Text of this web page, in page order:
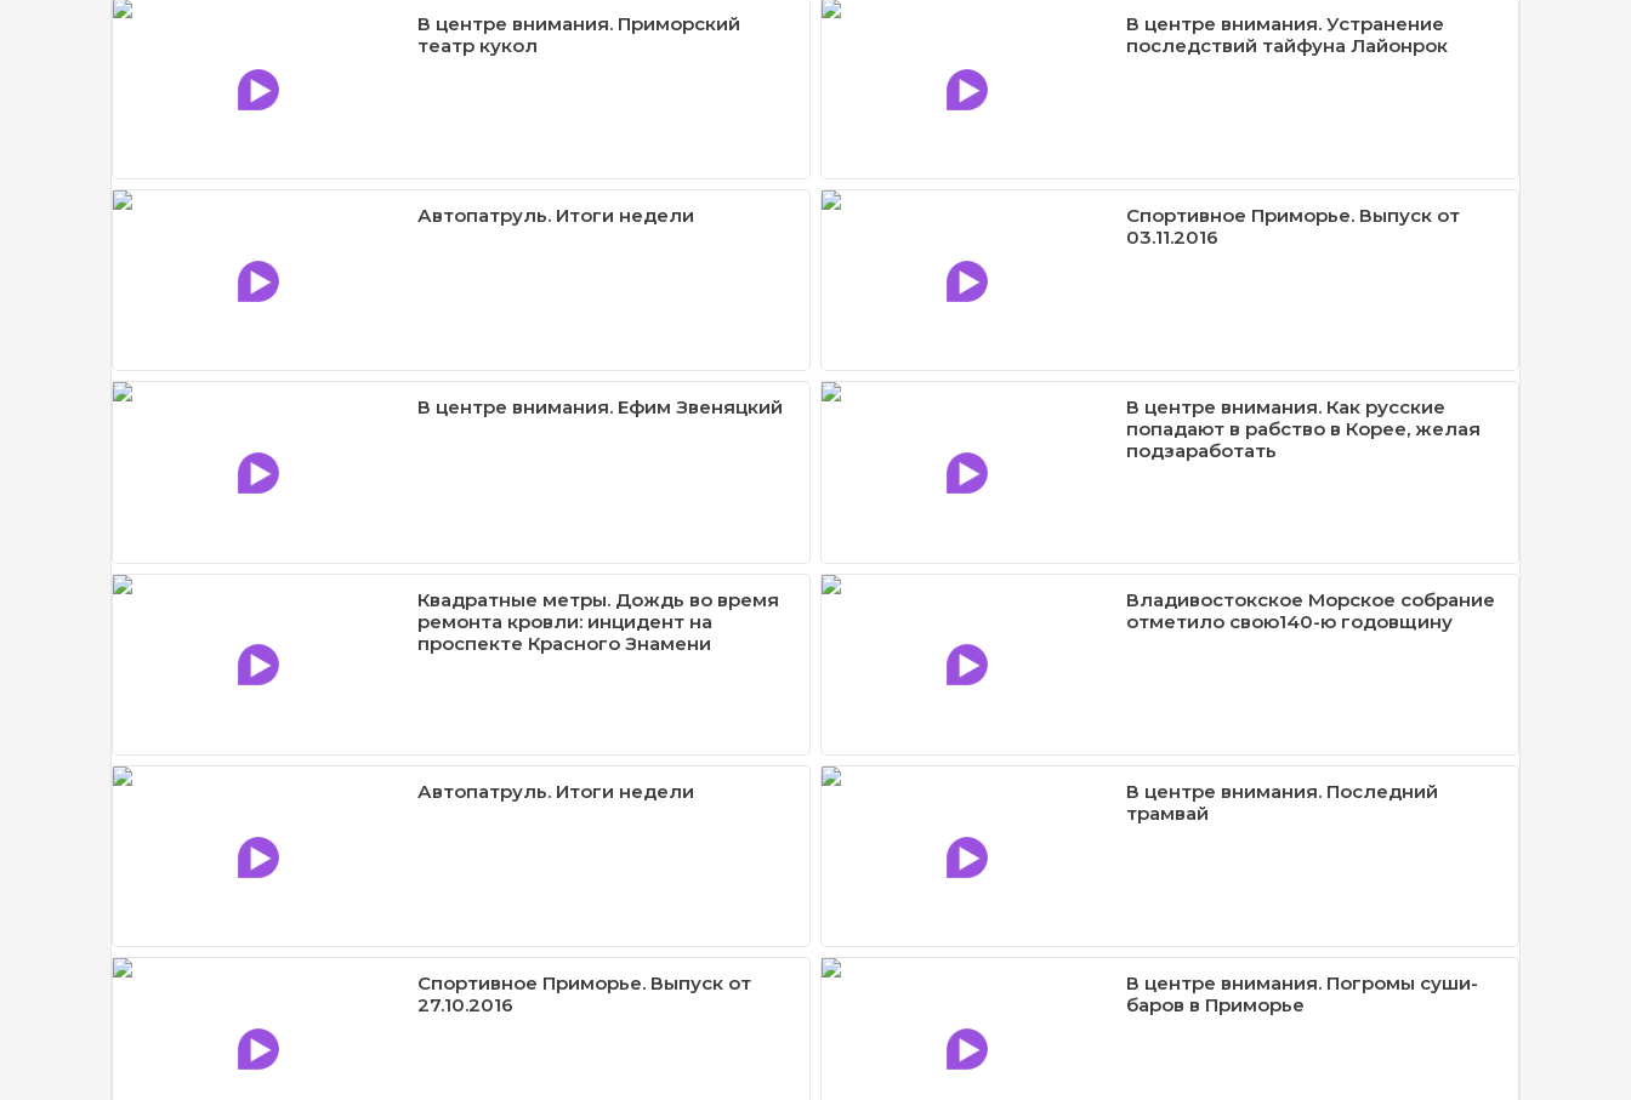
В центре внимания. Приморский
театр кукол
В центре внимания. Устранение
последствий тайфуна Лайонрок
Автопатруль. Итоги недели
Спортивное Приморье. Выпуск от
03.11.2016
В центре внимания. Ефим Звеняцкий
В центре внимания. Как русские
попадают в рабство в Корее, желая
подзаработать
Квадратные метры. Дождь во время
ремонта кровли: инцидент на
проспекте Красного Знамени
Владивостокское Морское собрание
отметило свою140-ю годовщину
Автопатруль. Итоги недели
В центре внимания. Последний
трамвай
Спортивное Приморье. Выпуск от
27.10.2016
В центре внимания. Погромы суши-
баров в Приморье